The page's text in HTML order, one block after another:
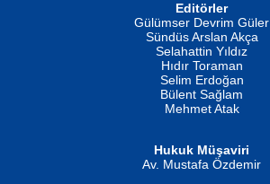
İSMAİL OKUTAN
Erkeklerin Kahrolması Ne Demektir
Evvel Zaman Tanrıçası...
Editörler
Gülümser Devrim Güler
Sündüs Arslan Akça
Selahattin Yıldız
Hıdır Toraman
Selim Erdoğan
Bülent Sağlam
Mehmet Atak
Hukuk Müşaviri
Av. Mustafa Özdemir